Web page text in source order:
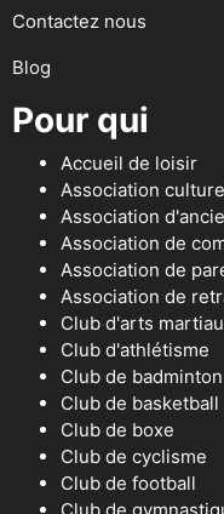
Contactez nous
Blog
Pour qui
Accueil de loisir
Association
Association
Association de
Association de
Association de
Club d'arts
Club d'athlétisme
Club de badminton
Club de basketball
Club de boxe
Club de cyclisme
Club de football